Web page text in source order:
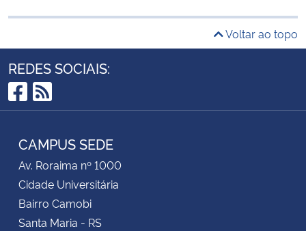
Voltar ao topo
REDES SOCIAIS:
Facebook
RSS
CAMPUS SEDE
Av. Roraima nº 1000
Cidade Universitária
Bairro Camobi
Santa Maria - RS